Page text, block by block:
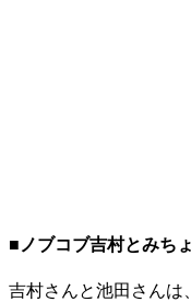
■ノブコブ吉村とみち
吉村さんと池田さんは